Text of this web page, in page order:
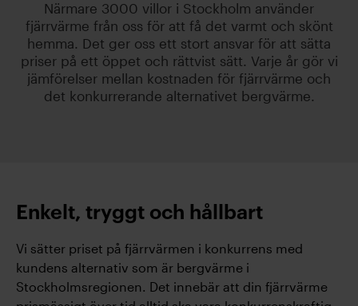
Närmare 3000 villor i Stockholm använder
fjärrvärme från oss för att få det varmt och skönt
hemma. Det ger oss ett stort ansvar för att sätta
priser på ett öppet och rättvist sätt. Varje år gör vi
jämförelser mellan kostnaden för fjärrvärme och
det konkurrerande alternativet bergvärme.
Enkelt, tryggt och hållbart
Vi sätter priset på fjärrvärmen i konkurrens med
kundens alternativ som är bergvärme i
Stockholmsregionen. Det innebär att din fjärrvärme